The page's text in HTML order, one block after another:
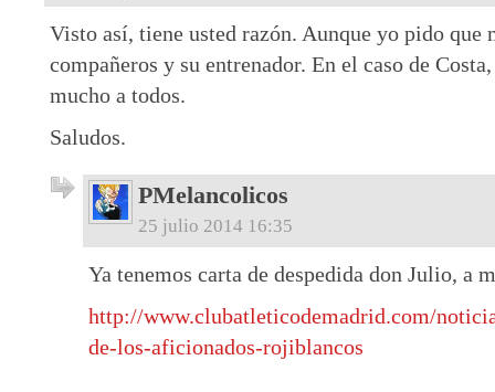
Visto así, tiene usted razón. Aunque yo pido que
compañeros y su entrenador. En el caso de
mucho a todos.
Saludos.
PMelancolicos
25 julio 2014 16:35
Ya tenemos carta de despedida don Julio, a
http://www.clubatleticodemadrid.com/
de-los-aficionados-rojiblancos